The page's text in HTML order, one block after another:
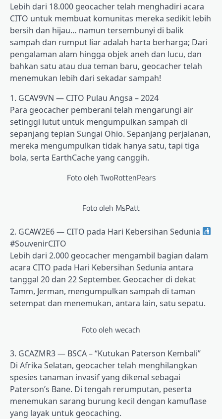
Lebih dari 18.000 geocacher telah menghadiri acara
CITO untuk membuat komunitas mereka sedikit lebih
bersih dan hijau… namun tersembunyi di balik
sampah dan rumput liar adalah harta berharga; Dari
pengalaman alam hingga objek aneh dan lucu, dan
bahkan satu atau dua teman baru, geocacher telah
menemukan lebih dari sekadar sampah!
1. GCAV9VN — CITO Pulau Angsa – 2024
Para geocacher pemberani telah mengarungi air
setinggi lutut untuk mengumpulkan sampah di
sepanjang tepian Sungai Ohio. Sepanjang perjalanan,
mereka mengumpulkan tidak hanya satu, tapi tiga
bola, serta EarthCache yang canggih.
Foto oleh TwoRottenPears
Foto oleh MsPatt
2. GCAW2E6 — CITO pada Hari Kebersihan Sedunia
#SouvenirCITO
Lebih dari 2.000 geocacher mengambil bagian dalam
acara CITO pada Hari Kebersihan Sedunia antara
tanggal 20 dan 22 September. Geocacher di dekat
Tamm, Jerman, mengumpulkan sampah di taman
setempat dan menemukan, antara lain, satu sepatu.
Foto oleh wecach
3. GCAZMR3 — BSCA – “Kutukan Paterson Kembali”
Di Afrika Selatan, geocacher telah menghilangkan
spesies tanaman invasif yang dikenal sebagai
Paterson’s Bane. Di tengah rerumputan, peserta
menemukan sarang burung kecil dengan kamuflase
yang layak untuk geocaching.